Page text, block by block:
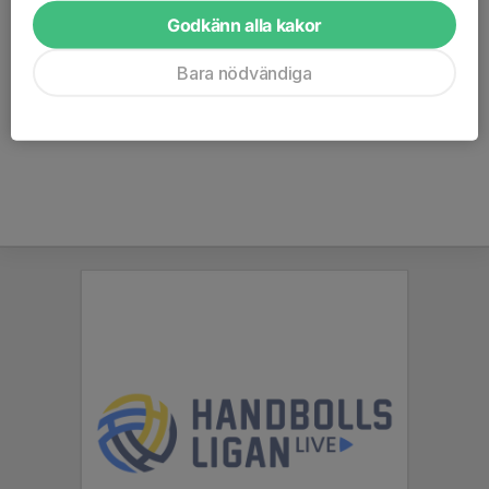
format eller skickade per post och vara oss tillhanda
inom 4 dagar efter fotograferingstillfället. Övriga
beställningar hänvisar vi till köp i vår webbshop.
Godkänn alla kakor
Bara nödvändiga